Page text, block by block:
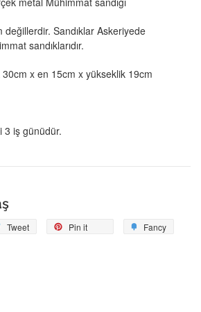
değillerdir. Sandıklar Askeriyede
sandıklarıdır.
x en 15cm x yükseklik 19cm
3 iş günüdür.
Tweet Tweetle Pin it Fancy